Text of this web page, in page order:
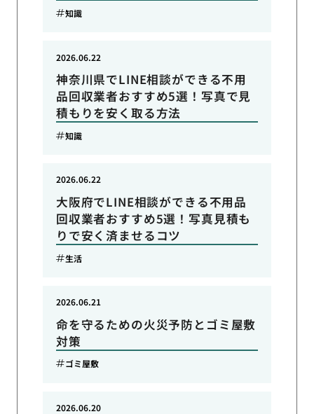
知識
神奈川県でLINE相談ができる不用
品回収業者おすすめ5選！写真で見
積もりを安く取る方法
2026.06.22
知識
大阪府でLINE相談ができる不用品
回収業者おすすめ5選！写真見積も
りで安く済ませるコツ
2026.06.22
生活
命を守るための火災予防とゴミ屋敷
対策
2026.06.21
ゴミ屋敷
2026.06.20